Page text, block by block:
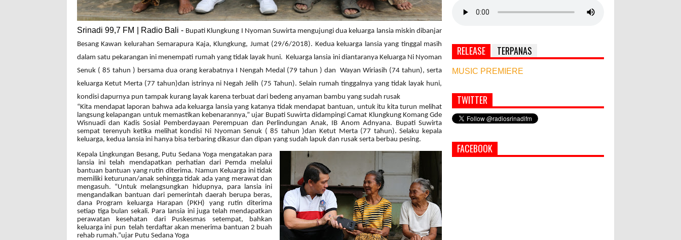
Srinadi 99,7 FM | Radio Bali - Bupati Klungkung I Nyoman Suwirta mengujungi dua keluarga lansia miskin dibanjar
Besang Kawan kelurahan Semarapura Kaja, Klungkung, Jumat (29/6/2018). Kedua keluarga lansia yang tinggal masih
dalam satu pekarangan ini menempati rumah yang tidak layak huni. Keluarga lansia ini diantaranya Keluarga Ni Nyoman
Senuk ( 85 tahun ) bersama dua orang kerabatnya I Nengah Medal (79 tahun ) dan Wayan Wiriasih (74 tahun), serta
keluarga Ketut Merta (77 tahun)dan istrinya ni Negah Jelih (75 Tahun). Selain rumah tinggalnya yang tidak layak huni,
kondisi dapurnya pun tampak kurang layak karena terbuat dari bedeng anyaman bambu yang sudah rusak
“Kita mendapat laporan bahwa ada keluarga lansia yang katanya tidak mendapat bantuan, untuk itu kita turun melihat
langsung kelapangan untuk memastikan kebenarannya,” ujar Bupati Suwirta didampingi Camat Klungkung Komang Gde
Wisnuadi dan Kadis Sosial Pemberdayaan Perempuan dan Perlindungan Anak, IB Anom Adnyana. Bupati Suwirta
sempat terenyuh ketika melihat kondisi Ni Nyoman Senuk ( 85 tahun )dan Ketut Merta (77 tahun). Selaku kepala
keluarga, kedua lansia ini hanya bisa terbaring dikasur dan dipan yang sudah lapuk dan rusak serta berbau pesing.
Kepala Lingkungan Besang, Putu Sedana Yoga mengatakan para
lansia ini telah mendapatkan perhatian dari Pemda melalui
bantuan bantuan yang rutin diterima. Namun Keluarga ini tidak
memiliki keturunan/anak sehingga tidak ada yang merawat dan
mengasuh. “Untuk melangsungkan hidupnya, para lansia ini
mengandalkan bantuan dari pemerintah daerah berupa beras,
dana Program keluarga Harapan (PKH) yang rutin diterima
setiap tiga bulan sekali. Para lansia ini juga telah mendapatkan
perawatan kesehatan dari Puskesmas setempat, bahkan
keluarga ini pun telah terdaftar akan menerima bantuan 2 buah
rehab rumah.”ujar Putu Sedana Yoga
RELEASE TERPANAS
MUSIC PREMIERE
Simbol Persahabatan, RI Bangun Islamic Centre
di Afghanistan
PASAR MURAH
TWITTER
FACEBOOK